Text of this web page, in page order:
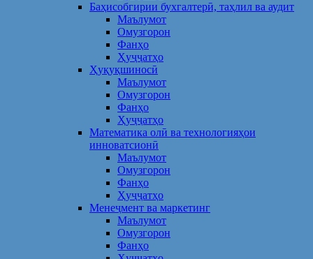
Баҳисобгирии бухгалтерӣ, таҳлил ва аудит
Маълумот
Омузгорон
Фанҳо
Ҳуҷҷатҳо
Ҳуқуқшиносӣ
Маълумот
Омузгорон
Фанҳо
Ҳуҷҷатҳо
Математика олӣ ва технологияҳои
инноватсионӣ
Маълумот
Омузгорон
Фанҳо
Ҳуҷҷатҳо
Менеҷмент ва маркетинг
Маълумот
Омузгорон
Фанҳо